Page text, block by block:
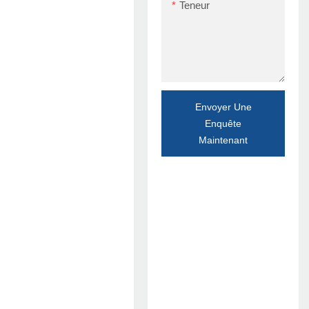
Teneur
Envoyer Une
Enquête
Maintenant